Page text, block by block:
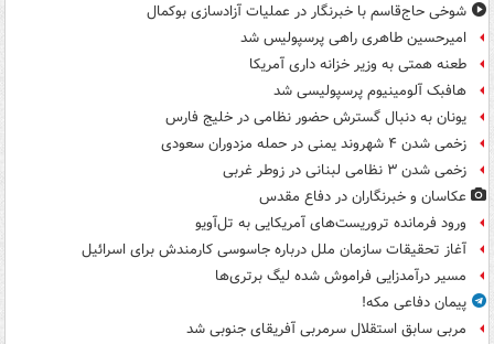
شوخی حاج‌قاسم با خبرنگار در عملیات آزادسازی بوکمال
امیرحسین طاهری راهی پرسپولیس شد
طعنه همتی به وزیر خزانه داری آمریکا
هافبک آلومینیوم پرسپولیسی شد
یونان به دنبال گسترش حضور نظامی در خلیج فارس
زخمی شدن ۴ شهروند یمنی در حمله مزدوران سعودی
زخمی شدن ۳ نظامی لبنانی در زوطر غربی
عکاسان و خبرنگاران در دفاع مقدس
ورود فرمانده تروریست‌های آمریکایی به تل‌آویو
آغاز تحقیقات سازمان ملل درباره جاسوسی کارمندش برای اسرائیل
مسیر درآمدزایی فراموش شده لیگ برتری‌ها
پیمان دفاعی مکه!
مربی سابق استقلال سرمربی آفریقای جنوبی شد